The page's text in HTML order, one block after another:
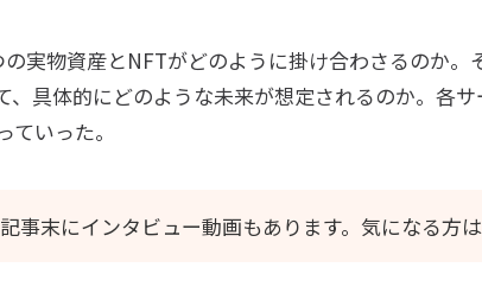
実物資産とNFTがどのように掛け合わさるのか。
、具体的にどのような未来が想定されるのか。各
ていった。
事末にインタビュー動画もあります。気になる方